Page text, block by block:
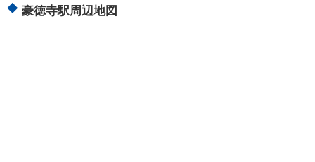
豪徳寺駅周辺地図